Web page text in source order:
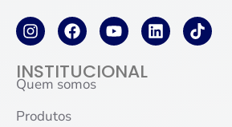
INSTITUCIONAL
Quem somos
Produtos